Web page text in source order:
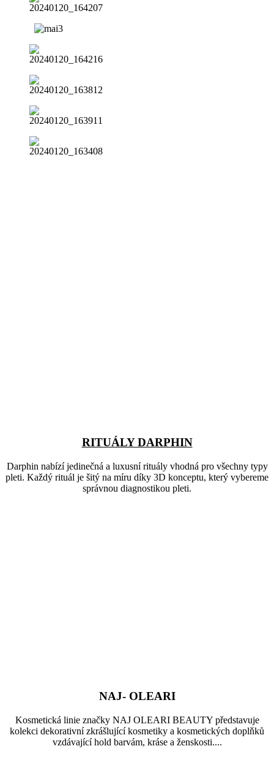
RITUÁLY DARPHIN
Darphin nabízí jedinečná a luxusní rituály vhodná pro všechny typy
pleti. Každý rituál je šitý na míru díky 3D konceptu, který vybereme
správnou diagnostikou pleti.
NAJ- OLEARI
Kosmetická linie značky NAJ OLEARI BEAUTY představuje
kolekci dekorativní zkrášlující kosmetiky a kosmetických doplňků
vzdávající hold barvám, kráse a ženskosti....